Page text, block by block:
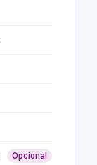
Opcional